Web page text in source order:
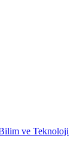
ve Teknoloji